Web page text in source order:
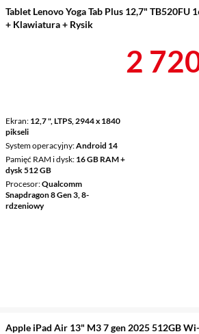
Tablet Lenovo Yoga Tab Plus 12,7" TB520FU
+ Klawiatura + Rysik
Ekran 12,7 ", LTPS, 2944 x 1840
pikseli
System operacyjny Android 14
Pamięć RAM i dysk 16 GB RAM +
dysk 512 GB
Procesor Qualcomm
Snapdragon 8 Gen 3, 8-
rdzeniowy
2
Apple iPad Air 13" M3 7 gen 2025 512GB